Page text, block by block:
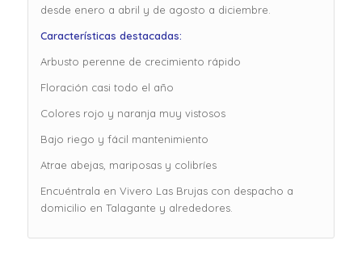
desde enero a abril y de agosto a diciembre.
Características destacadas:
Arbusto perenne de crecimiento rápido
Floración casi todo el año
Colores rojo y naranja muy vistosos
Bajo riego y fácil mantenimiento
Atrae abejas, mariposas y colibríes
Encuéntrala en Vivero Las Brujas con despacho a
domicilio en Talagante y alrededores.